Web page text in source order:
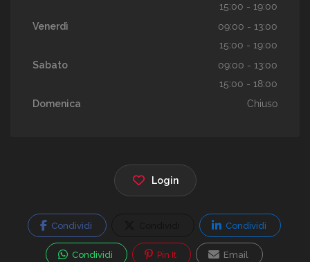
15:00 - 19:00
Venerdì
09:00 - 13:00
15:00 - 19:00
Sabato
09:00 - 13:00
15:00 - 18:00
Domenica
Chiuso
Login
Condividi Condividi
Condividi Pin It Email